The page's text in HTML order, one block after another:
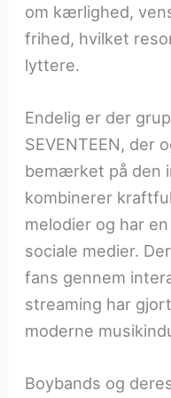
om kærlighed,
frihed, hvilket
lyttere.
Endelig er der
SEVENTEEN, der
bemærket på den
kombinerer
melodier og har
sociale medier.
fans gennem
streaming har
moderne
Boybands og